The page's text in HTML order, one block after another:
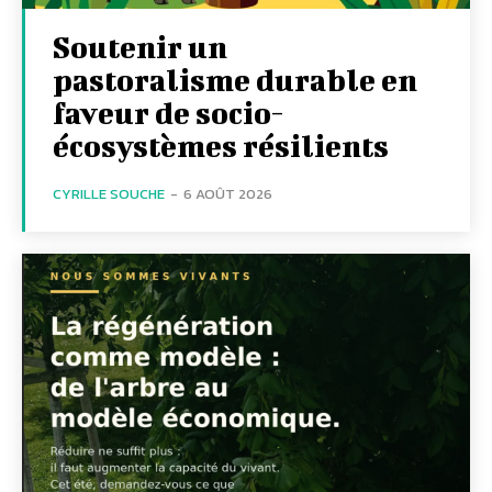
Soutenir un
pastoralisme durable en
faveur de socio-
écosystèmes résilients
CYRILLE SOUCHE - 6 AOÛT 2026